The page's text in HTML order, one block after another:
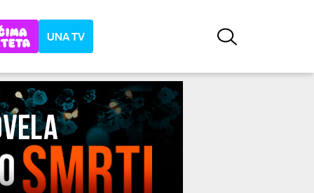
UNA TV